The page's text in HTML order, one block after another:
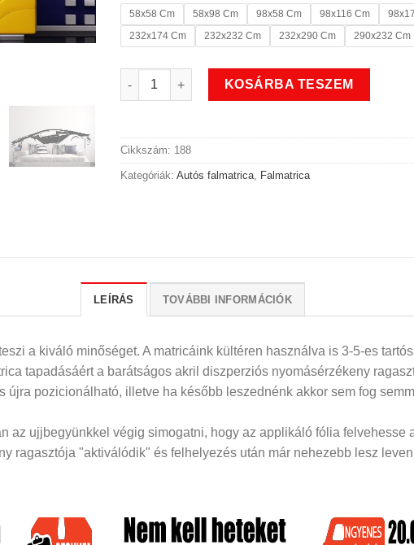
58x58 Cm 58x98 Cm 98x58 Cm 98x116 Cm
232x174 Cm
232x232 Cm 232x290 Cm 290x232 Cm
Luxus autós falmatrica mennyiség
KOSÁRBA TESZEM
Cikkszám: 188
Kategóriák: Autós falmatrica, Falmatrica
LEÍRÁS TOVÁBBI INFORMÁCIÓK
a kiváló minőséget. A matricáink kültéren használva is 3-5-es
tapadásáért a barátságos akril diszperziós nyomásérzékeny
újra pozicionálható, illetve ha később leszednénk akkor sem fog
az ujjbegyünkkel végig simogatni, hogy az applikáló fólia felvehesse
ragasztója "aktiválódik" és felhelyezés után már nehezebb lesz